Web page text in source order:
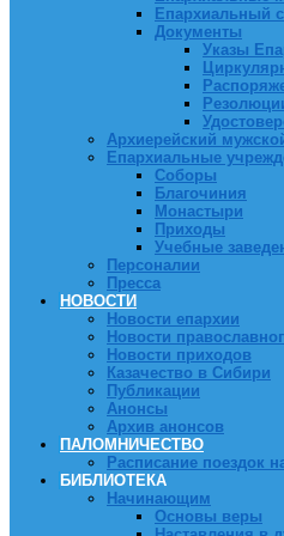
Епархиальный
Документы
Указы
Архиерейский
Епархиальные
Соборы
Благочиния
Монастыри
Приходы
Учебные
Персоналии
Пресса
НОВОСТИ
Новости епархии
Новости
Новости приходов
Казачество в Сибири
Публикации
Анонсы
Архив анонсов
ПАЛОМНИЧЕСТВО
Расписание поездок
БИБЛИОТЕКА
Начинающим
Основы веры